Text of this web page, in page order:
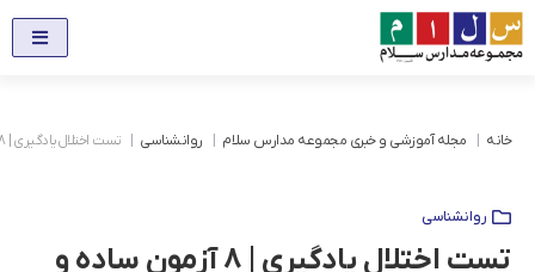
خانه مجله آموزشی و خبری مجموعه مدارس سلام روانشناسی تست اختلال یادگیری | ۸ آزمون ساده و دقیق برای غربالگری اولیه اختلال یادگیری
روانشناسی
تست اختلال یادگیری | ۸ آزمون ساده و